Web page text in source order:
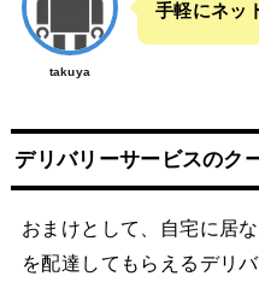
takuya
手軽にネッ
デリバリーサービスのク
おまけとして、自宅に居
を配達してもらえるデリ